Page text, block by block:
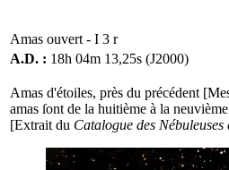
Amas ouvert - I 3 r
A.D. : 18h 04m 13,25s (J2000)
Amas d'étoiles, près du précédent
amas ſont de la huitième à la
[Extrait du Catalogue des